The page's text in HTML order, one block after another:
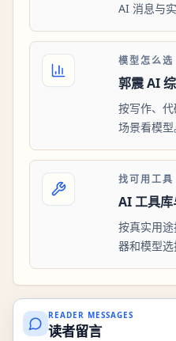
AI 消息与
模型怎么选
郭震 AI
按写作、
场景看模型
找可用工具
AI 工具
按真实用
器和模型选
READER MESSAGES
读者留言